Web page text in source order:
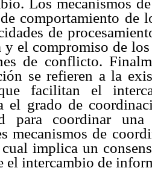
comportamiento de
de
y el compromiso de
de conflicto.
se refieren a la
facilitan el
el grado de
para coordinar
mecanismos de
implica un
el intercambio de